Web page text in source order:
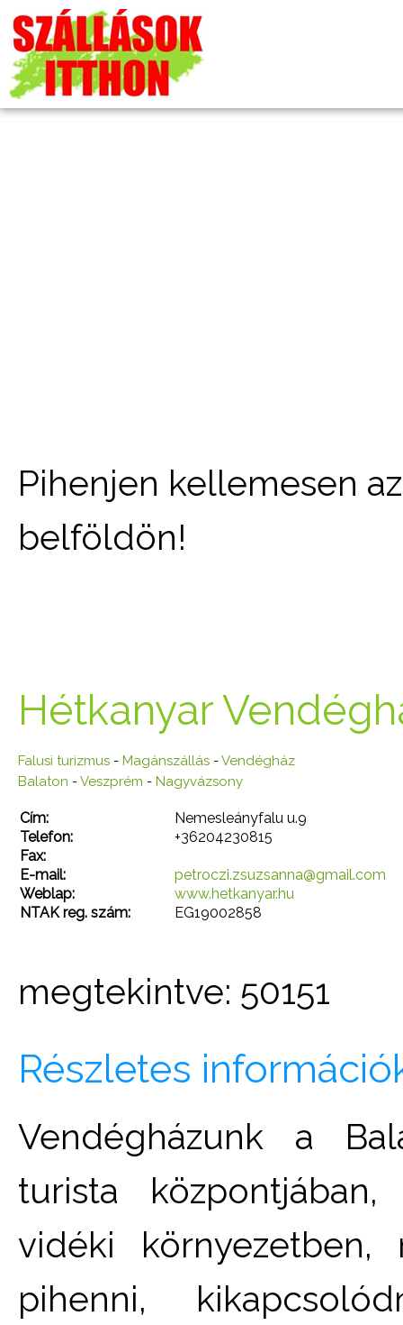
Pihenjen kellemesen
belföldön!
Hétkanyar
Falusi turizmus - Magánszállás -Vendégház
Balaton -Veszprém - Nagyvázsony
Cím:
Nemesleányfalu u.9
Telefon:
+36204230815
Fax:
E-mail:
petroczi.zsuzsanna@gmail.com
Weblap:
www.hetkanyar.hu
NTAK reg. szám:
EG19002858
megtekintve: 50151
Részletes
Vendégházunk a
turista központjában,
vidéki környezetben,
pihenni,